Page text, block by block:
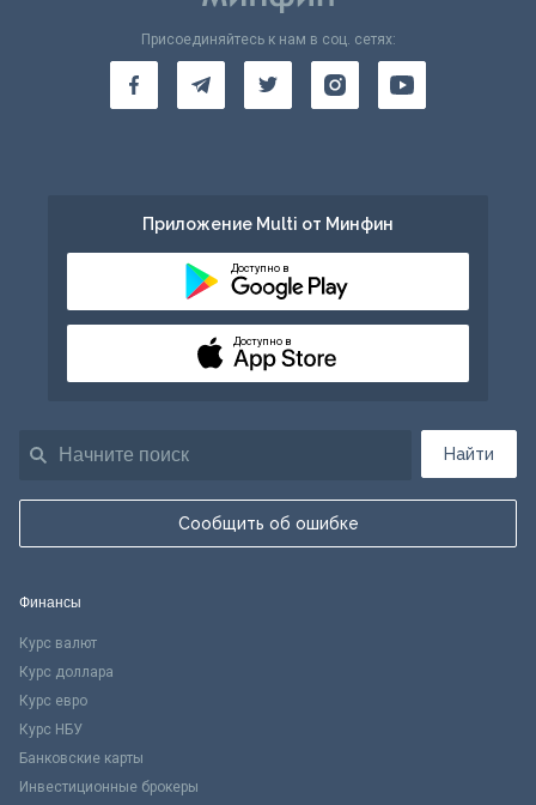
Найти
Сообщить об ошибке
Присоединяйтесь к нам в соц. сетях:
Приложение Multi от Минфин
Доступно в
Доступно в
Финансы
Курс валют
Курс доллара
Курс евро
Курс НБУ
Банковские карты
Инвестиционные брокеры